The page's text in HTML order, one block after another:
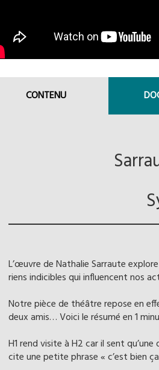
CONTENU
L’œuvre de Nathalie Sarraute
riens indicibles qui influencent nos
Notre pièce de théâtre repose en
deux amis… Voici le résumé en 1
H1 rend visite à H2 car il sent
cite une petite phrase « c’est bien